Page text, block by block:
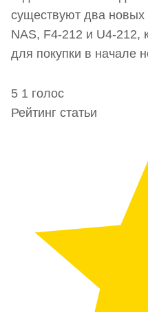
существуют два новых
NAS, F4-212 и U4-212,
для покупки в начале
5 1 голос
Рейтинг статьи